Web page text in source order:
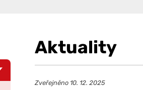
Aktuality
Zveřejněno 10. 12. 2025